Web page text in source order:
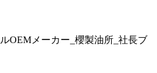
OEMメーカー_櫻製油所_社長ブ